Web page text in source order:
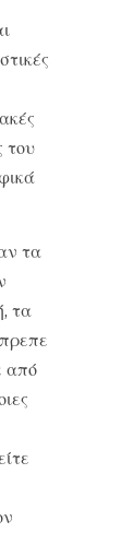
του
τα
τα
από